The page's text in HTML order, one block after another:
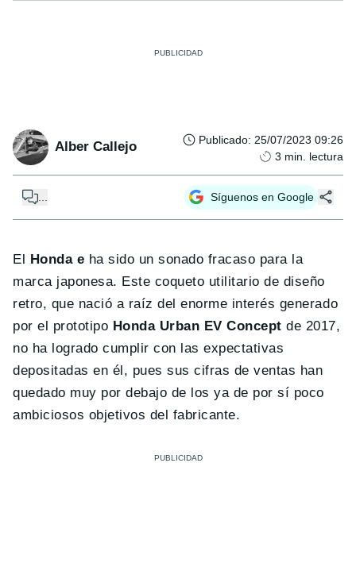
Alber Callejo Publicado: 25/07/2023 09:26
3 min. lectura
Síguenos en Google
El Honda e ha sido un sonado fracaso para la
marca japonesa. Este coqueto utilitario de diseño
retro, que nació a raíz del enorme interés generado
por el prototipo Honda Urban EV Concept de 2017,
no ha logrado cumplir con las expectativas
depositadas en él, pues sus cifras de ventas han
quedado muy por debajo de los ya de por sí poco
ambiciosos objetivos del fabricante.